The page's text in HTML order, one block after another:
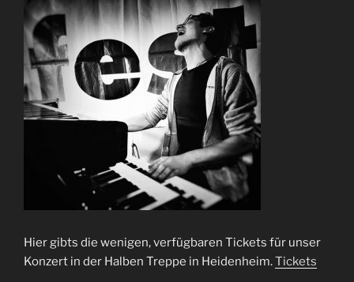
Hier gibts die wenigen, verfügbaren Tickets für unser
Konzert in der Halben Treppe in Heidenheim.Tickets